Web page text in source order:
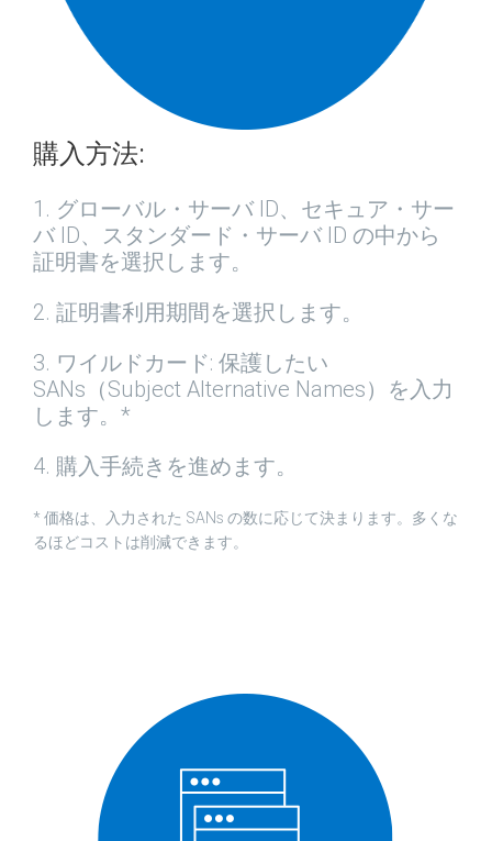
購入方法:
1. グローバル・サーバ ID、セキュア・サー
バ ID、スタンダード・サーバ ID の中から
証明書を選択します。
2. 証明書利用期間を選択します。
3. ワイルドカード: 保護したい
SANs（Subject Alternative Names）を入力
します。*
4. 購入手続きを進めます。
* 価格は、入力された SANs の数に応じて決まります。多くな
るほどコストは削減できます。